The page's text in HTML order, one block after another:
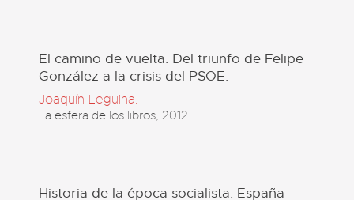
El camino de vuelta. Del triunfo de Felipe
González a la crisis del PSOE.
Joaquín Leguina.
La esfera de los libros, 2012.
Historia de la época socialista. España